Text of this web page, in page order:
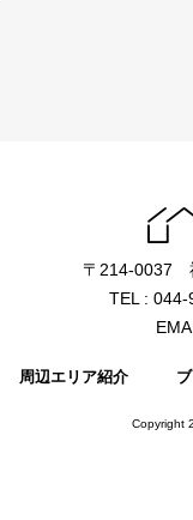
〒214-0037
TEL :
周辺エリア紹介
Copyright